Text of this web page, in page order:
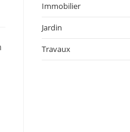
Immobilier
Jardin
Travaux